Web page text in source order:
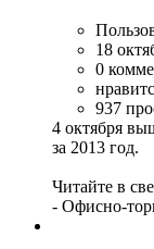
18
0
937
4 октября
за 2013 год.
Читайте в
- Офисно-